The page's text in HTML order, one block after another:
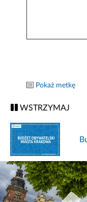
Pokaż metkę
WSTRZYMAJ